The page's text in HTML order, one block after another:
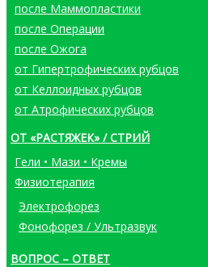
после Маммопластики
после Операции
после Ожога
от Гипертрофических рубцов
от Келлоидных рубцов
от Атрофических рубцов
ОТ «РАСТЯЖЕК» / СТРИЙ
Гели • Мази • Кремы
Физиотерапия
Электрофорез
Фонофорез / Ультразвук
ВОПРОС – ОТВЕТ